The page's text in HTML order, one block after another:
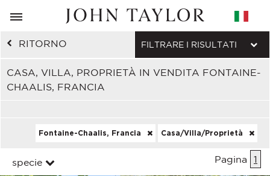
RITORNO
CASA, VILLA, PROPRIETÀ IN VENDITA FONTAINE-
CHAALIS, FRANCIA
FILTRARE I RISULTATI
Fontaine-Chaalis, Francia Casa/Villa/Proprietà
specie Pagina 1